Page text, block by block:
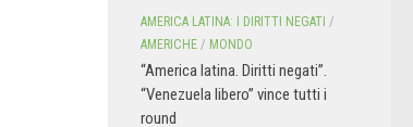
AMERICA LATINA: I DIRITTI NEGATI /
AMERICHE / MONDO
“America latina. Diritti negati”.
“Venezuela libero” vince tutti i
round